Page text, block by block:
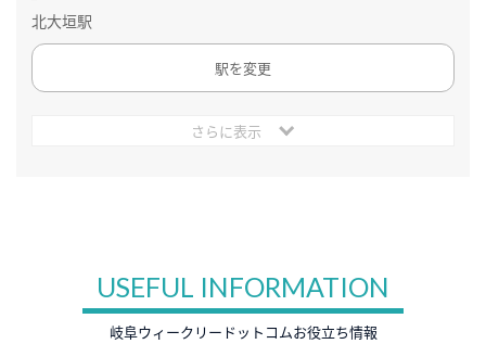
北大垣駅
駅を変更
さらに表示
USEFUL INFORMATION
岐阜ウィークリードットコムお役立ち情報